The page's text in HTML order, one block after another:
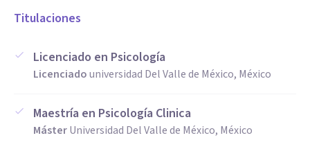
Titulaciones
Licenciado en Psicología
Licenciadouniversidad Del Valle de México, México
Maestría en Psicología Clinica
MásterUniversidad Del Valle de México, México